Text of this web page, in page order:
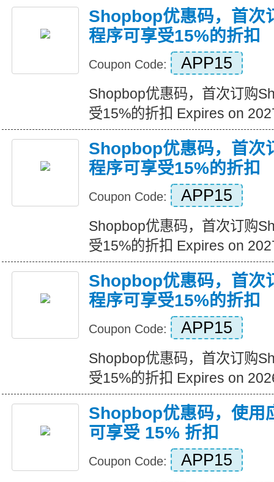
Shopbop优惠码，首次
程序可享受15%的折扣
Coupon Code: APP15
Shopbop优惠码，首次订购
受15%的折扣 Expires on
Shopbop优惠码，首次
程序可享受15%的折扣
Coupon Code: APP15
Shopbop优惠码，首次订购
受15%的折扣 Expires on
Shopbop优惠码，首次
程序可享受15%的折扣
Coupon Code: APP15
Shopbop优惠码，首次订购
受15%的折扣 Expires on
Shopbop优惠码，使用
可享受 15% 折扣
Coupon Code: APP15